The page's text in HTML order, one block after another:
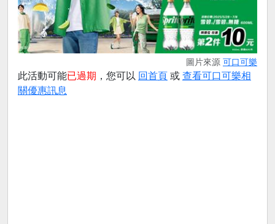
圖片來源 可口可樂
此活動可能已過期 ，您可以 回首頁 或 查看可口可樂相
關優惠訊息